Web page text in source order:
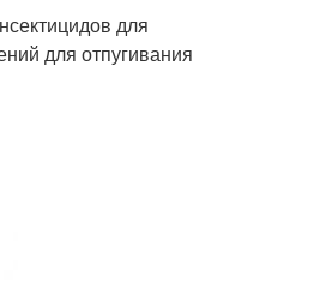
для
для отпугивания